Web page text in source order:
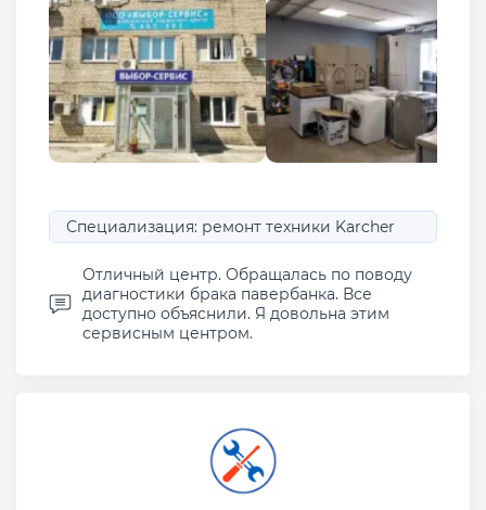
Специализация: ремонт техники Karcher
Отличный центр. Обращалась по поводу
диагностики брака павербанка. Все
доступно объяснили. Я довольна этим
сервисным центром.